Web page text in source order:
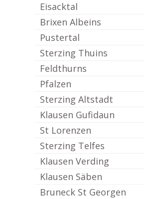
Eisacktal
Brixen Albeins
Pustertal
Sterzing Thuins
Feldthurns
Pfalzen
Sterzing Altstadt
Klausen Gufidaun
St Lorenzen
Sterzing Telfes
Klausen Verding
Klausen Säben
Bruneck St Georgen